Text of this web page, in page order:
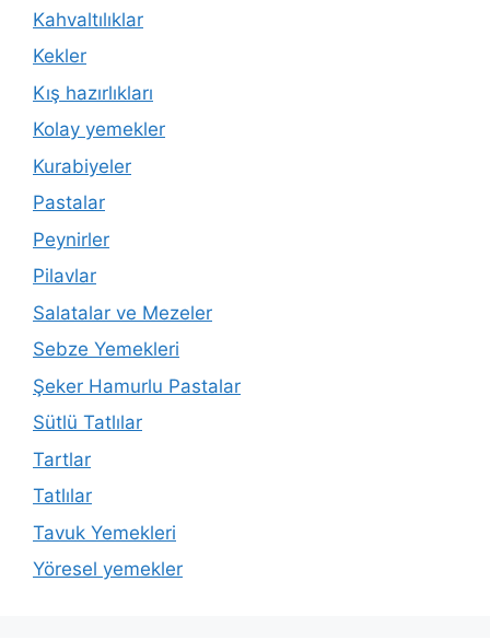
Kahvaltılıklar
Kekler
Kış hazırlıkları
Kolay yemekler
Kurabiyeler
Pastalar
Peynirler
Pilavlar
Salatalar ve Mezeler
Sebze Yemekleri
Şeker Hamurlu Pastalar
Sütlü Tatlılar
Tartlar
Tatlılar
Tavuk Yemekleri
Yöresel yemekler